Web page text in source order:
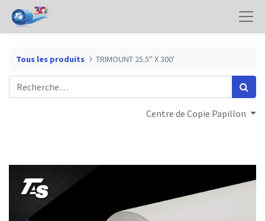
Tous les produits TRIMOUNT 25.5" X 300'
Centre de Copie Papillon